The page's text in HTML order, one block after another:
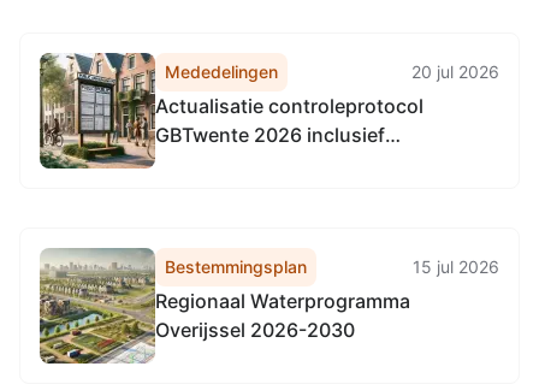
Mededelingen 20 jul 2026
Actualisatie controleprotocol
GBTwente 2026 inclusief
Bestemmingsplan 15 jul 2026
Regionaal Waterprogramma
Overijssel 2026-2030